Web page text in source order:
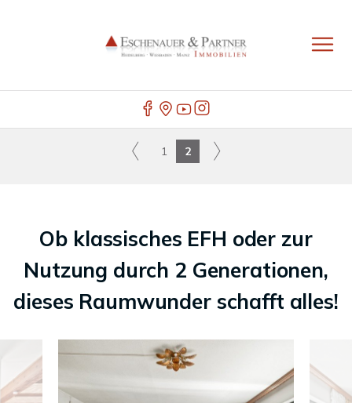
1 2
Ob klassisches EFH oder zur
Nutzung durch 2 Generationen,
dieses Raumwunder schafft alles!